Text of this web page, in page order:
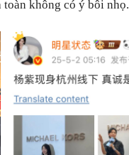
toàn không có ý bôi nhọ.